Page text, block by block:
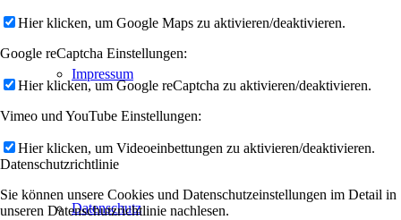
Impressum
Datenschutz
Hier klicken, um Google Maps zu aktivieren/deaktivieren.
Google reCaptcha Einstellungen:
Hier klicken, um Google reCaptcha zu aktivieren/deaktivieren.
Vimeo und YouTube Einstellungen:
Hier klicken, um Videoeinbettungen zu aktivieren/deaktivieren.
Datenschutzrichtlinie
Sie können unsere Cookies und Datenschutzeinstellungen im Detail in
unseren Datenschutzrichtlinie nachlesen.